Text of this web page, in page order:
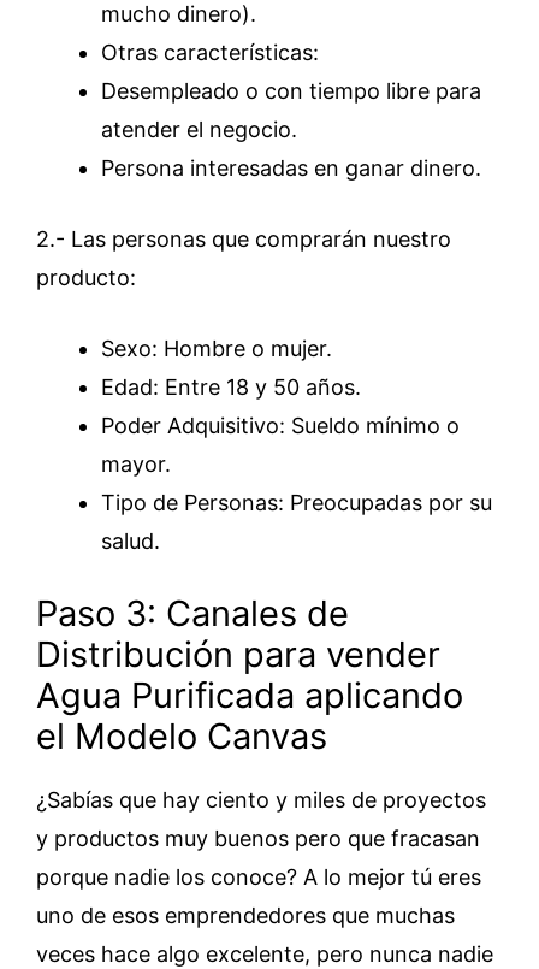
mucho dinero).
Otras características:
Desempleado o con tiempo libre para
atender el negocio.
Persona interesadas en ganar dinero.
2.- Las personas que comprarán nuestro
producto:
Sexo: Hombre o mujer.
Edad: Entre 18 y 50 años.
Poder Adquisitivo: Sueldo mínimo o
mayor.
Tipo de Personas: Preocupadas por su
salud.
Paso 3: Canales de
Distribución para vender
Agua Purificada aplicando
el Modelo Canvas
¿Sabías que hay ciento y miles de proyectos
y productos muy buenos pero que fracasan
porque nadie los conoce? A lo mejor tú eres
uno de esos emprendedores que muchas
veces hace algo excelente, pero nunca nadie